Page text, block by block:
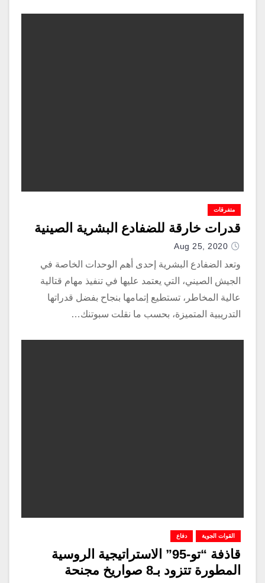
متفرقات
قدرات خارقة للضفادع البشرية الصينية
Aug 25, 2020
وتعد الضفادع البشرية إحدى أهم الوحدات الخاصة في
الجيش الصيني، التي يعتمد عليها في تنفيذ مهام قتالية
عالية المخاطر، تستطيع إتمامها بنجاح بفضل قدراتها
التدريبية المتميزة، بحسب ما نقلت سبوتنك…
القوات الجوية دفاع
قاذفة “تو-95” الاستراتيجية الروسية
المطورة تتزود بـ8 صواريخ مجنحة